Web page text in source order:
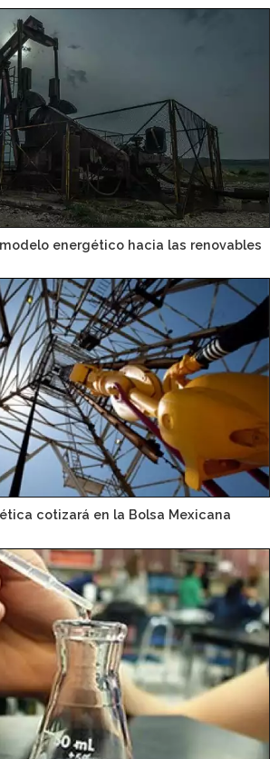
energético hacia las renovables
cotizará en la Bolsa Mexicana